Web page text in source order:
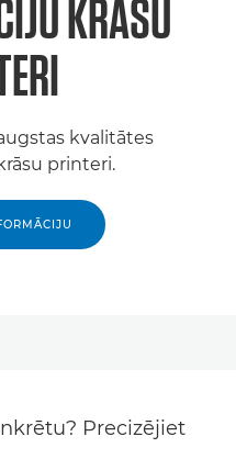
KRĀSU
kvalitātes
printeri.
Precizējiet